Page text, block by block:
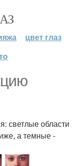
цвет глаз
светлые области
а темные -